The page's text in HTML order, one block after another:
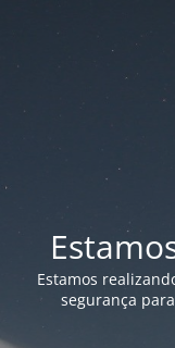
Estamos
segurança